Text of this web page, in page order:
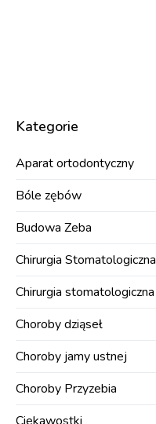
Kategorie
Aparat ortodontyczny
Bóle zębów
Budowa Zeba
Chirurgia Stomatologiczna
Chirurgia stomatologiczna
Choroby dziąseł
Choroby jamy ustnej
Choroby Przyzebia